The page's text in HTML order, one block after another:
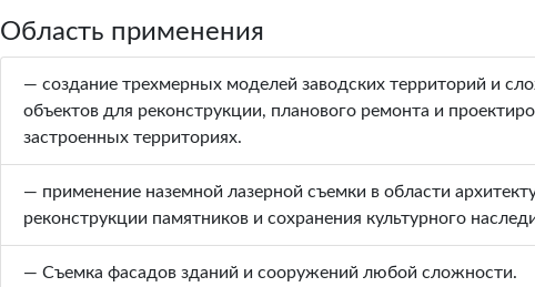
Область применения
— создание трехмерных моделей заводских территорий и
объектов для реконструкции, планового ремонта и
застроенных территориях.
— применение наземной лазерной съемки в области
реконструкции памятников и сохранения культурного
— Съемка фасадов зданий и сооружений любой сложности.